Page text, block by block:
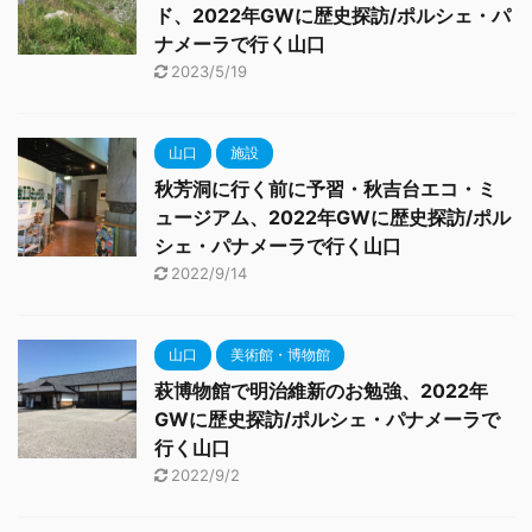
ド、2022年GWに歴史探訪/ポルシェ・パ
ナメーラで行く山口
2023/5/19
山口 施設
秋芳洞に行く前に予習・秋吉台エコ・ミ
ュージアム、2022年GWに歴史探訪/ポル
シェ・パナメーラで行く山口
2022/9/14
山口 美術館・博物館
萩博物館で明治維新のお勉強、2022年
GWに歴史探訪/ポルシェ・パナメーラで
行く山口
2022/9/2